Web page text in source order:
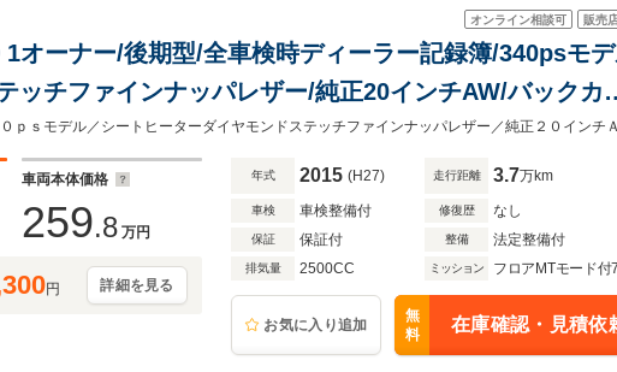
オンライン相談可 販売
オーナー/後期型/全車検時ディーラー記録簿/340psモ
ッチファインナッパレザー/純正20インチAW/バックカ
ド/シートヒーター
車両本体価格
259.8 万円
円 詳細を見る
年式 2015 (H27) 走行距離 3.7万km
車検 車検整備付 修復歴 なし
保証 保証付 整備 法定整備付
排気量 2500CC ミッション フロアMTモード付
お気に入り追加
無
料
在庫確認・見積依